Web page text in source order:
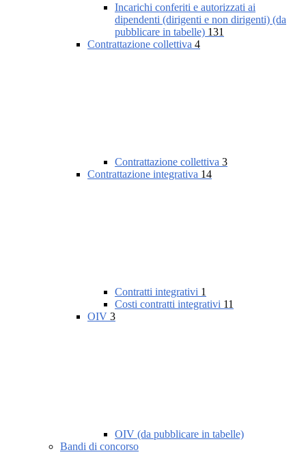
Incarichi conferiti e autorizzati ai
dipendenti (dirigenti e non dirigenti) (da
pubblicare in tabelle) 131
Contrattazione collettiva 4
Contrattazione collettiva 3
Contrattazione integrativa 14
Contratti integrativi 1
Costi contratti integrativi 11
OIV 3
OIV (da pubblicare in tabelle)
Bandi di concorso